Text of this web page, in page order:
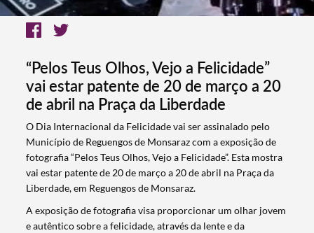
“Pelos Teus Olhos, Vejo a Felicidade”
vai estar patente de 20 de março a 20
de abril na Praça da Liberdade
O Dia Internacional da Felicidade vai ser assinalado pelo
Município de Reguengos de Monsaraz com a exposição de
fotografia “Pelos Teus Olhos, Vejo a Felicidade”. Esta mostra
vai estar patente de 20 de março a 20 de abril na Praça da
Liberdade, em Reguengos de Monsaraz.
A exposição de fotografia visa proporcionar um olhar jovem
e autêntico sobre a felicidade, através da lente e da